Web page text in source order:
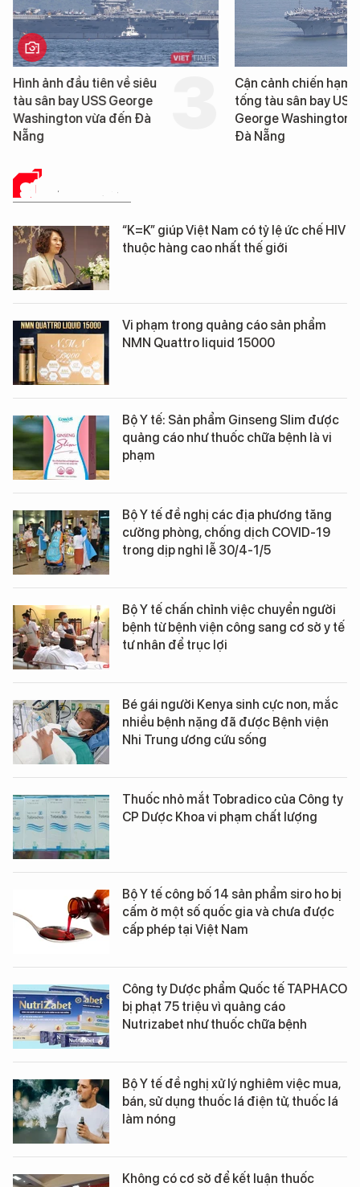
Hình ảnh đầu tiên về siêu
tàu sân bay USS George
Washington vừa đến Đà
Nẵng
Cận cảnh chiến hạm
tống tàu sân bay USS
George Washington
Đà Nẵng
SỨC KHỎE 24H
“K=K” giúp Việt Nam có tỷ lệ ức chế HIV
thuộc hàng cao nhất thế giới
Vi phạm trong quảng cáo sản phẩm
NMN Quattro liquid 15000
Bộ Y tế: Sản phẩm Ginseng Slim được
quảng cáo như thuốc chữa bệnh là vi
phạm
Bộ Y tế đề nghị các địa phương tăng
cường phòng, chống dịch COVID-19
trong dịp nghỉ lễ 30/4-1/5
Bộ Y tế chấn chỉnh việc chuyển người
bệnh từ bệnh viện công sang cơ sở y tế
tư nhân để trục lợi
Bé gái người Kenya sinh cực non, mắc
nhiều bệnh nặng đã được Bệnh viện
Nhi Trung ương cứu sống
Thuốc nhỏ mắt Tobradico của Công ty
CP Dược Khoa vi phạm chất lượng
Bộ Y tế công bố 14 sản phẩm siro ho bị
cấm ở một số quốc gia và chưa được
cấp phép tại Việt Nam
Công ty Dược phẩm Quốc tế TAPHACO
bị phạt 75 triệu vì quảng cáo
Nutrizabet như thuốc chữa bệnh
Bộ Y tế đề nghị xử lý nghiêm việc mua,
bán, sử dụng thuốc lá điện tử, thuốc lá
làm nóng
Không có cơ sở để kết luận thuốc